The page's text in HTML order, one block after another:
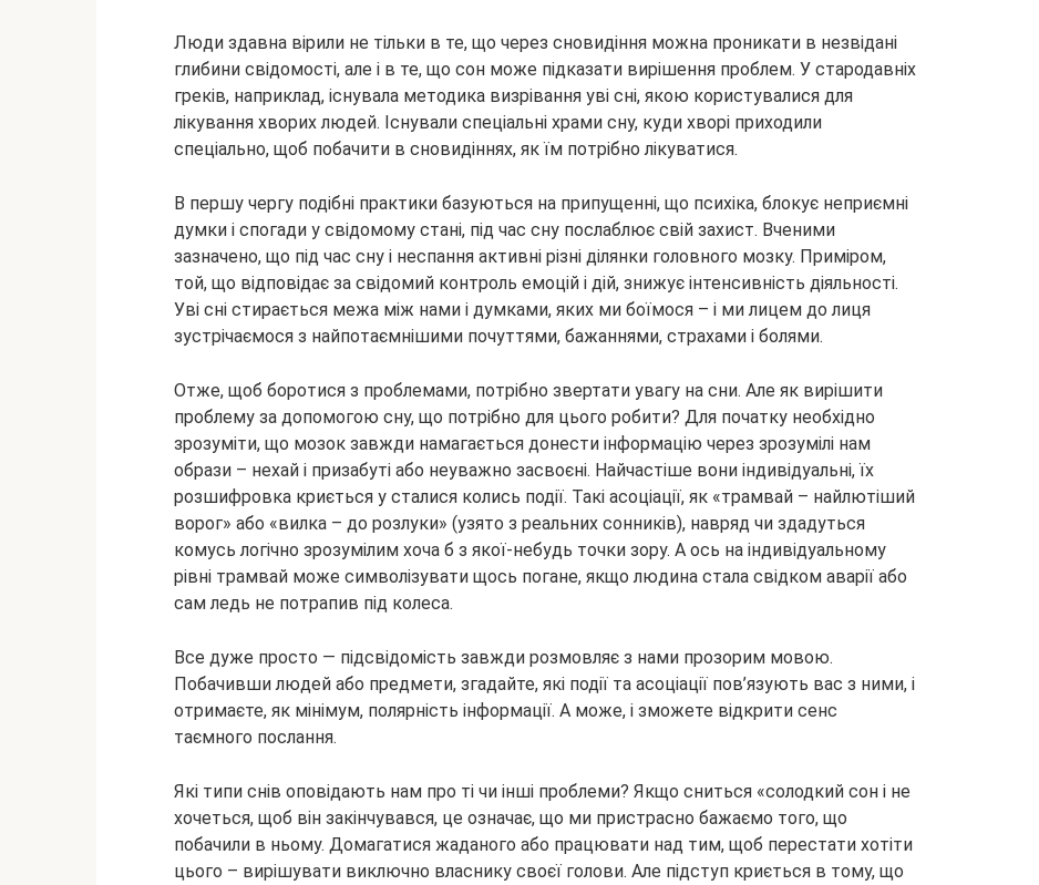
Люди здавна вірили не тільки в те, що через сновидіння можна проникати в незвідані
глибини свідомості, але і в те, що сон може підказати вирішення проблем. У стародавніх
греків, наприклад, існувала методика визрівання уві сні, якою користувалися для
лікування хворих людей. Існували спеціальні храми сну, куди хворі приходили
спеціально, щоб побачити в сновидіннях, як їм потрібно лікуватися.
В першу чергу подібні практики базуються на припущенні, що психіка, блокує неприємні
думки і спогади у свідомому стані, під час сну послаблює свій захист. Вченими
зазначено, що під час сну і неспання активні різні ділянки головного мозку. Приміром,
той, що відповідає за свідомий контроль емоцій і дій, знижує інтенсивність діяльності.
Уві сні стирається межа між нами і думками, яких ми боїмося – і ми лицем до лиця
зустрічаємося з найпотаємнішими почуттями, бажаннями, страхами і болями.
Отже, щоб боротися з проблемами, потрібно звертати увагу на сни. Але як вирішити
проблему за допомогою сну, що потрібно для цього робити? Для початку необхідно
зрозуміти, що мозок завжди намагається донести інформацію через зрозумілі нам
образи – нехай і призабуті або неуважно засвоєні. Найчастіше вони індивідуальні, їх
розшифровка криється у сталися колись події. Такі асоціації, як «трамвай – найлютіший
ворог» або «вилка – до розлуки» (узято з реальних сонників), навряд чи здадуться
комусь логічно зрозумілим хоча б з якої-небудь точки зору. А ось на індивідуальному
рівні трамвай може символізувати щось погане, якщо людина стала свідком аварії або
сам ледь не потрапив під колеса.
Все дуже просто — підсвідомість завжди розмовляє з нами прозорим мовою.
Побачивши людей або предмети, згадайте, які події та асоціації пов’язують вас з ними, і
отримаєте, як мінімум, полярність інформації. А може, і зможете відкрити сенс
таємного послання.
Які типи снів оповідають нам про ті чи інші проблеми? Якщо сниться «солодкий сон і не
хочеться, щоб він закінчувався, це означає, що ми пристрасно бажаємо того, що
побачили в ньому. Домагатися жаданого або працювати над тим, щоб перестати хотіти
цього – вирішувати виключно власнику своєї голови. Але підступ криється в тому, що